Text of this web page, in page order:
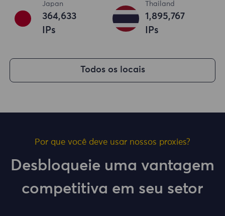
Japan
364,633
IPs
Thailand
1,895,767
IPs
Todos os locais
Por que você deve usar nossos proxies?
Desbloqueie uma vantagem
competitiva em seu setor